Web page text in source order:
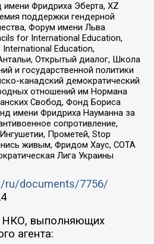
Фридриха Эберта, XZ
поддержки гендерной
Форум имени Льва
for International Education,
Education,
Открытый диалог, Школа
и государственной политики
канадский демократический
отношений им Нормана
Свобод, Фонд Бориса
имени Фридриха Науманна за
сопротивление,
Прометей, Stop
живым, Фридом Хаус, СОТА
Лига Украины
ru/documents/7756/
НКО, выполняющих
агента: